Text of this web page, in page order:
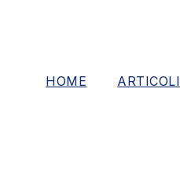
HOME ARTICOLI